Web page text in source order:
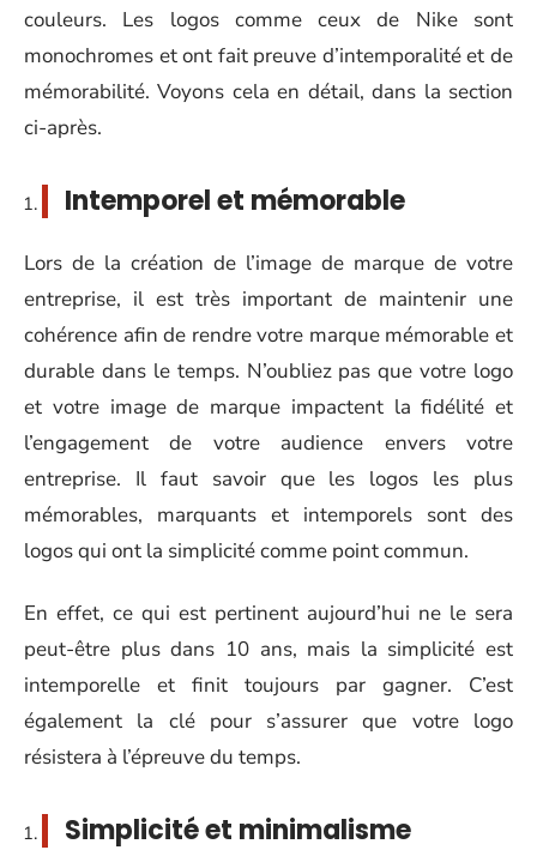
couleurs. Les logos comme ceux de Nike sont
monochromes et ont fait preuve d’intemporalité et de
mémorabilité. Voyons cela en détail, dans la section
ci-après.
Intemporel et mémorable
Lors de la création de l’image de marque de votre
entreprise, il est très important de maintenir une
cohérence afin de rendre votre marque mémorable et
durable dans le temps. N’oubliez pas que votre logo
et votre image de marque impactent la fidélité et
l’engagement de votre audience envers votre
entreprise. Il faut savoir que les logos les plus
mémorables, marquants et intemporels sont des
logos qui ont la simplicité comme point commun.
En effet, ce qui est pertinent aujourd’hui ne le sera
peut-être plus dans 10 ans, mais la simplicité est
intemporelle et finit toujours par gagner. C’est
également la clé pour s’assurer que votre logo
résistera à l’épreuve du temps.
Simplicité et minimalisme